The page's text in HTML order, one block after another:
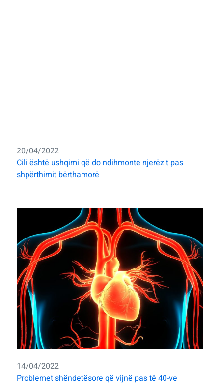
20/04/2022
Cili është ushqimi që do ndihmonte njerëzit pas
shpërthimit bërthamorë
14/04/2022
Problemet shëndetësore që vijnë pas të 40-ve